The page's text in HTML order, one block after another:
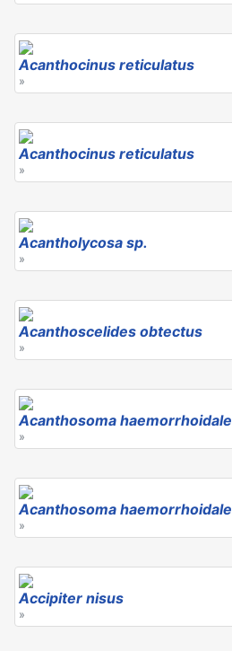
Acanthocinus reticulatus
»
Acanthocinus reticulatus
»
Acantholycosa sp.
»
Acanthoscelides obtectus
»
Acanthosoma haemorrhoidale
»
Acanthosoma haemorrhoidale
»
Accipiter nisus
»